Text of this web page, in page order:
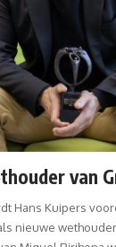
van
Hans Kuipers
nieuwe